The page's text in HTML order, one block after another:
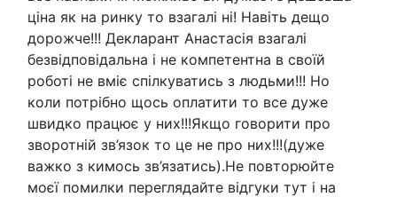
ціна як на ринку то взагалі ні! Навіть дещо
дорожче!!! Декларант Анастасія взагалі
безвідповідальна і не компетентна в своїй
роботі не вміє спілкуватись з людьми!!! Но
коли потрібно щось оплатити то все дуже
швидко працює у них!!!Якщо говорити про
зворотній зв’язок то це не про них!!!(дуже
важко з кимось зв’язатись).Не повторюйте
моєї помилки переглядайте відгуки тут і на